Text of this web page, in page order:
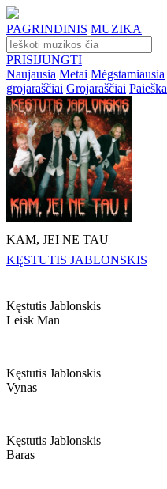
PAGRINDINIS MUZIKA
PRISIJUNGTI
Naujausia Metai Mėgstamiausia
grojaraščiai Grojaraščiai Paieška
KAM, JEI NE TAU
KĘSTUTIS JABLONSKIS
Kęstutis Jablonskis
Leisk Man
Kęstutis Jablonskis
Vynas
Kęstutis Jablonskis
Baras